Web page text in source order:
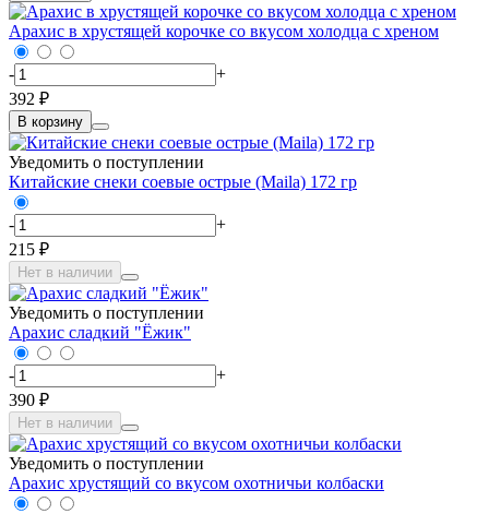
Арахис в хрустящей корочке со вкусом холодца с хреном
-
+
392 ₽
В корзину
Уведомить о поступлении
Китайские снеки соевые острые (Maila) 172 гр
-
+
215 ₽
Нет в наличии
Уведомить о поступлении
Арахис сладкий "Ёжик"
-
+
390 ₽
Нет в наличии
Уведомить о поступлении
Арахис хрустящий со вкусом охотничьи колбаски